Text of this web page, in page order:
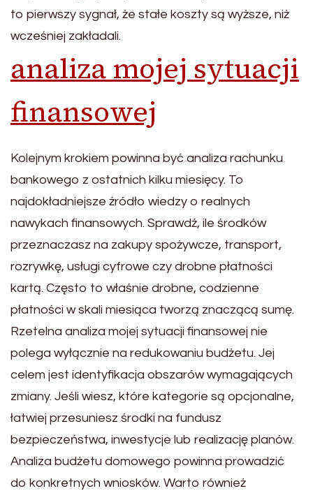
to pierwszy sygnał, że stałe koszty są wyższe, niż
wcześniej zakładali.
analiza mojej sytuacji
finansowej
Kolejnym krokiem powinna być analiza rachunku
bankowego z ostatnich kilku miesięcy. To
najdokładniejsze źródło wiedzy o realnych
nawykach finansowych. Sprawdź, ile środków
przeznaczasz na zakupy spożywcze, transport,
rozrywkę, usługi cyfrowe czy drobne płatności
kartą. Często to właśnie drobne, codzienne
płatności w skali miesiąca tworzą znaczącą sumę.
Rzetelna analiza mojej sytuacji finansowej nie
polega wyłącznie na redukowaniu budżetu. Jej
celem jest identyfikacja obszarów wymagających
zmiany. Jeśli wiesz, które kategorie są opcjonalne,
łatwiej przesuniesz środki na fundusz
bezpieczeństwa, inwestycje lub realizację planów.
Analiza budżetu domowego powinna prowadzić
do konkretnych wniosków. Warto również